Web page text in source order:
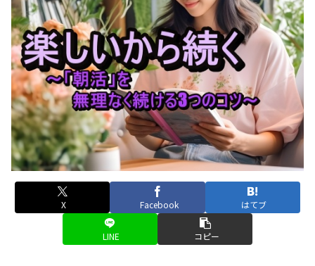
X Facebook はてブ
LINE コピー